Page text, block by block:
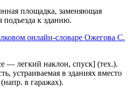
площадка, заменяющая
подъезда к зданию.
онлайн-словаре Ожегова C.
— легкий наклон, спуск] (тех.).
устраиваемая в зданиях вместо
в гаражах).